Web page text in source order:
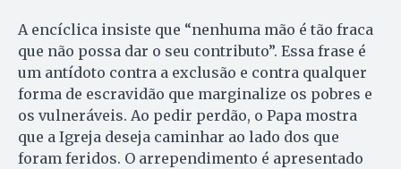
A encíclica insiste que “nenhuma mão é tão fraca
que não possa dar o seu contributo”. Essa frase é
um antídoto contra a exclusão e contra qualquer
forma de escravidão que marginalize os pobres e
os vulneráveis. Ao pedir perdão, o Papa mostra
que a Igreja deseja caminhar ao lado dos que
foram feridos. O arrependimento é apresentado